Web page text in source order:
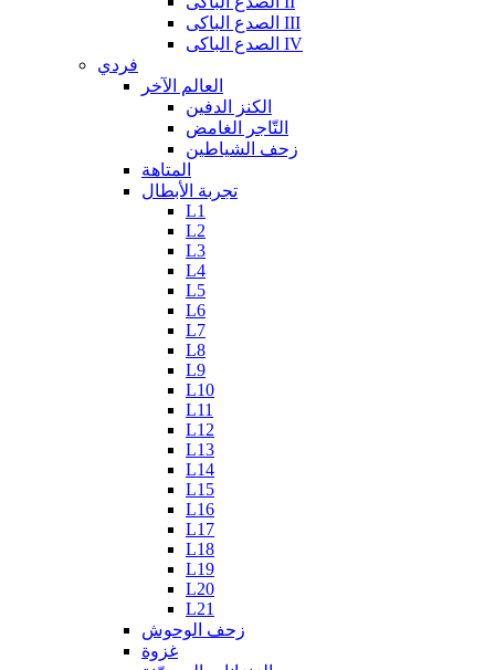
الصدع الباكى III
الصدع الباكى IV
فردي
العالم الآخر
الكنز الدفين
التّاجر الغامض
زحف الشياطين
المتاهة
تجربة الأبطال
L1
L2
L3
L4
L5
L6
L7
L8
L9
L10
L11
L12
L13
L14
L15
L16
L17
L18
L19
L20
L21
زحف الوحوش
غزوة